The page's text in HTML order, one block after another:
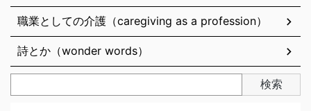
職業としての介護（caregiving as a profession）
詩とか（wonder words）
検索